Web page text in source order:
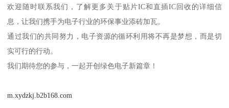
欢迎随时联系我们，了解更多关于贴片IC和直插IC回收的详细信
息，让我们携手为电子行业的环保事业添砖加瓦。
通过我们的共同努力，电子资源的循环利用将不再是梦想，而是切
实可行的行动。
我们期待您的参与，一起开创绿色电子新篇章！
m.xydzkj.b2b168.com